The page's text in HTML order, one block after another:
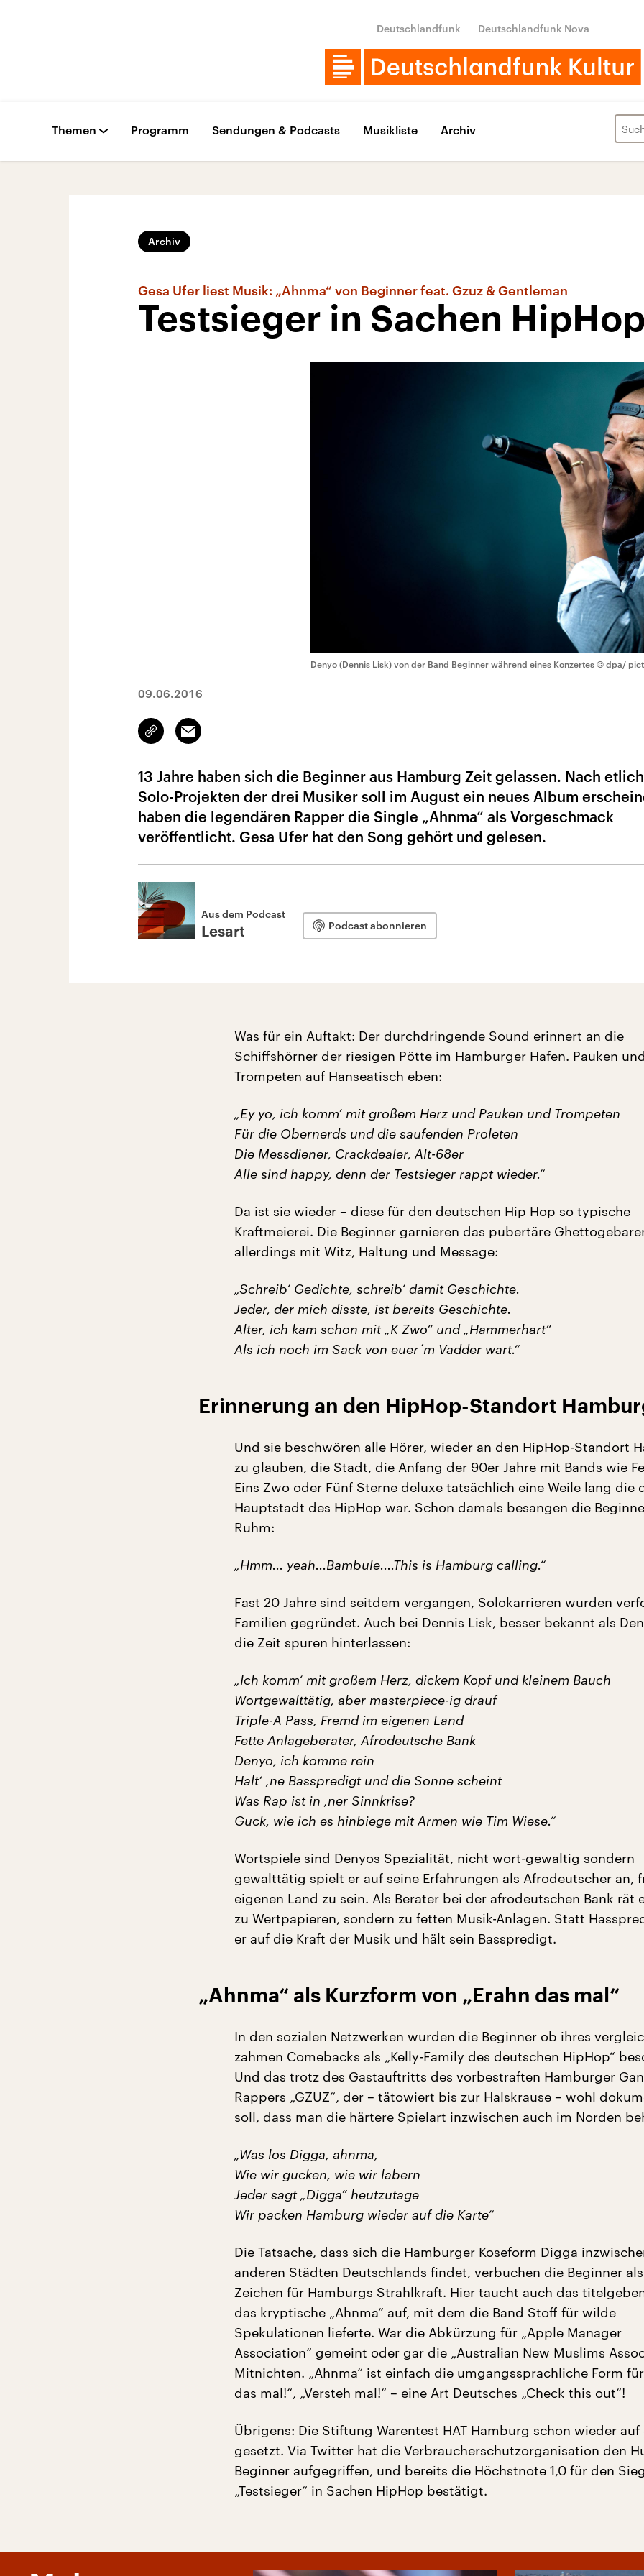
Deutschlandfunk Deutschlandfunk Nova
Themen Programm Sendungen & Podcasts Musikliste Archiv
Archiv
Gesa Ufer liest Musik: „Ahnma“ von Beginner feat. Gzuz & Gentleman
Testsieger in Sachen
Denyo (Dennis Lisk) von der Band Beginner während eines Konzertes © dpa/
09.06.2016
Link
kopieren/teilen
Email
13 Jahre haben sich die Beginner aus Hamburg Zeit gelassen. Nach
Solo-Projekten der drei Musiker soll im August ein neues Album
haben die legendären Rapper die Single „Ahnma“ als Vorgeschmack
veröffentlicht. Gesa Ufer hat den Song gehört und gelesen.
Aus dem Podcast
Lesart Podcast abonnieren
Was für ein Auftakt: Der durchdringende Sound erinnert an die
Schiffshörner der riesigen Pötte im Hamburger Hafen. Pauken
Trompeten auf Hanseatisch eben:
„Ey yo, ich komm‘ mit großem Herz und Pauken und Trompeten
Für die Obernerds und die saufenden Proleten
Die Messdiener, Crackdealer, Alt-68er
Alle sind happy, denn der Testsieger rappt wieder.“
Da ist sie wieder – diese für den deutschen Hip Hop so typische
Kraftmeierei. Die Beginner garnieren das pubertäre
allerdings mit Witz, Haltung und Message:
„Schreib‘ Gedichte, schreib‘ damit Geschichte.
Jeder, der mich disste, ist bereits Geschichte.
Alter, ich kam schon mit „K Zwo“ und „Hammerhart“
Als ich noch im Sack von euer´m Vadder wart.“
Erinnerung an den HipHop-Standort
Und sie beschwören alle Hörer, wieder an den HipHop-Standort
zu glauben, die Stadt, die Anfang der 90er Jahre mit Bands wie
Eins Zwo oder Fünf Sterne deluxe tatsächlich eine Weile lang die
Hauptstadt des HipHop war. Schon damals besangen die
Ruhm:
„Hmm... yeah...Bambule....This is Hamburg calling.“
Fast 20 Jahre sind seitdem vergangen, Solokarrieren wurden
Familien gegründet. Auch bei Dennis Lisk, besser bekannt als
die Zeit spuren hinterlassen:
„Ich komm‘ mit großem Herz, dickem Kopf und kleinem Bauch
Wortgewalttätig, aber masterpiece-ig drauf
Triple-A Pass, Fremd im eigenen Land
Fette Anlageberater, Afrodeutsche Bank
Denyo, ich komme rein
Halt‘ ‚ne Basspredigt und die Sonne scheint
Was Rap ist in ‚ner Sinnkrise?
Guck, wie ich es hinbiege mit Armen wie Tim Wiese.“
Wortspiele sind Denyos Spezialität, nicht wort-gewaltig sondern
gewalttätig spielt er auf seine Erfahrungen als Afrodeutscher an,
eigenen Land zu sein. Als Berater bei der afrodeutschen Bank rät
zu Wertpapieren, sondern zu fetten Musik-Anlagen. Statt
er auf die Kraft der Musik und hält sein Basspredigt.
„Ahnma“ als Kurzform von „Erahn das mal“
In den sozialen Netzwerken wurden die Beginner ob ihres
zahmen Comebacks als „Kelly-Family des deutschen HipHop“
Und das trotz des Gastauftritts des vorbestraften Hamburger
Rappers „GZUZ“, der – tätowiert bis zur Halskrause – wohl
soll, dass man die härtere Spielart inzwischen auch im Norden
„Was los Digga, ahnma,
Wie wir gucken, wie wir labern
Jeder sagt „Digga“ heutzutage
Wir packen Hamburg wieder auf die Karte“
Die Tatsache, dass sich die Hamburger Koseform Digga
anderen Städten Deutschlands findet, verbuchen die Beginner
Zeichen für Hamburgs Strahlkraft. Hier taucht auch das
das kryptische „Ahnma“ auf, mit dem die Band Stoff für wilde
Spekulationen lieferte. War die Abkürzung für „Apple Manager
Association“ gemeint oder gar die „Australian New Muslims
Mitnichten. „Ahnma“ ist einfach die umgangssprachliche Form für
das mal!“, „Versteh mal!“ – eine Art Deutsches „Check this out“!
Übrigens: Die Stiftung Warentest HAT Hamburg schon wieder auf
gesetzt. Via Twitter hat die Verbraucherschutzorganisation den
Beginner aufgegriffen, und bereits die Höchstnote 1,0 für den
„Testsieger“ in Sachen HipHop bestätigt.